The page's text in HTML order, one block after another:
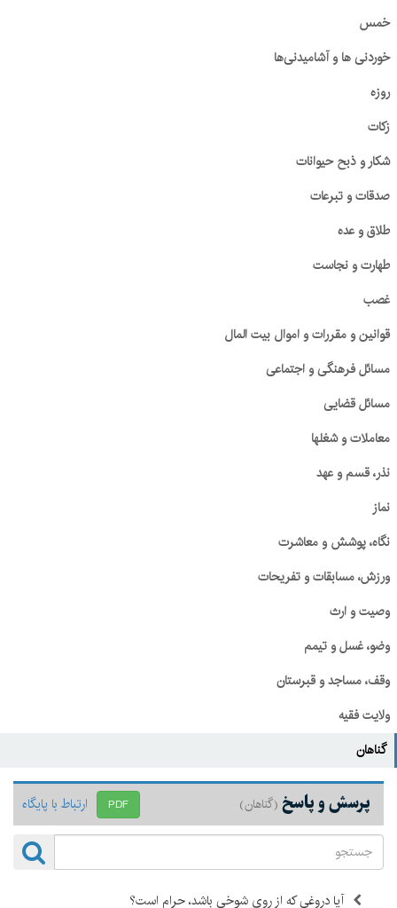
خمس
خوردنی ها و آشامیدنی‌ها
روزه
زکات
شکار و ذبح حیوانات
صدقات و تبرعات
طلاق و عده
طهارت و نجاست
غصب
قوانین و مقررات و اموال بیت المال
مسائل فرهنگی و اجتماعی
مسائل قضایی
معاملات و شغلها
نذر، قسم و عهد
نماز
نگاه، پوشش و معاشرت
ورزش، مسابقات و تفریحات
وصیت و ارث
وضو، غسل و تیمم
وقف، مساجد و قبرستان
ولایت فقیه
گناهان
پرسش و پاسخ (گناهان) ارتباط با پایگاه PDF
آیا دروغی که از روی شوخی باشد، حرام است؟